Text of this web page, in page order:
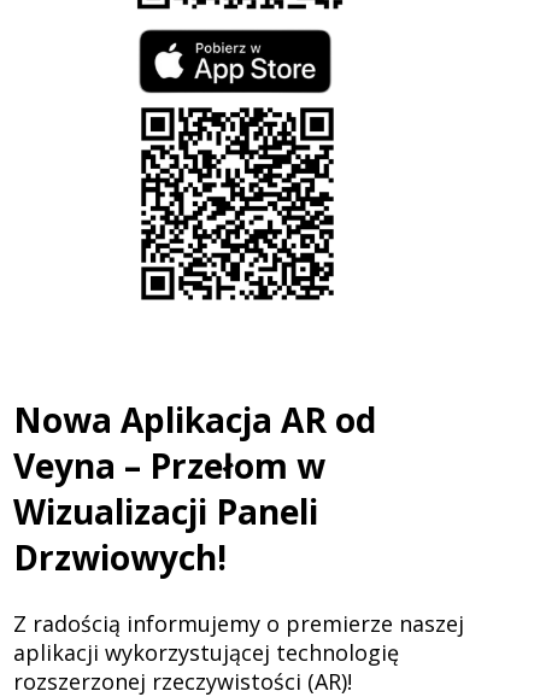
Polski
lider
rynku
wypełnień
drzwiowych
Nowa Aplikacja AR od
Veyna – Przełom w
Wizualizacji Paneli
Drzwiowych!
Z radością informujemy o premierze naszej
aplikacji wykorzystującej technologię
rozszerzonej rzeczywistości (AR)!